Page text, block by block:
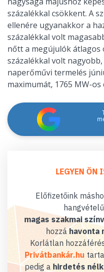
százalékkal csökkent. A
ellenére ugyanakkor a
százalékkal volt
nőtt a megújulók átlagos
százalékkal volt
naperőművi termelés
maximumát, 1765 MW-os
LEGYEN ÖN
Előfizetőink
magas szakmai
hozzáhavonta
Korlátlan
Privátbankár.hu
pedig a hirdetés